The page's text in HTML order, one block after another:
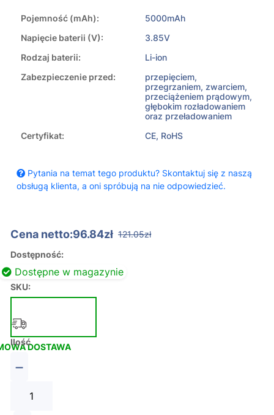
Pojemność (mAh):
5000mAh
Napięcie baterii (V):
3.85V
Rodzaj baterii:
Li-ion
Zabezpieczenie przed:
przepięciem,
przegrzaniem, zwarciem,
przeciążeniem prądowym,
głębokim rozładowaniem
oraz przeładowaniem
Certyfikat:
CE, RoHS
Pytania na temat tego produktu? Skontaktuj się z naszą
obsługą klienta, a oni spróbują na nie odpowiedzieć.
Cena netto:96.84zł 121.05zł
Dostępność:
Dostępne w magazynie
SKU:
DOSTAWA
Ilość
−